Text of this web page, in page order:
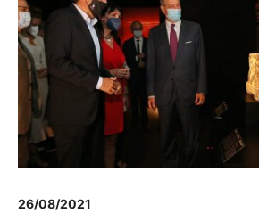
26/08/2021